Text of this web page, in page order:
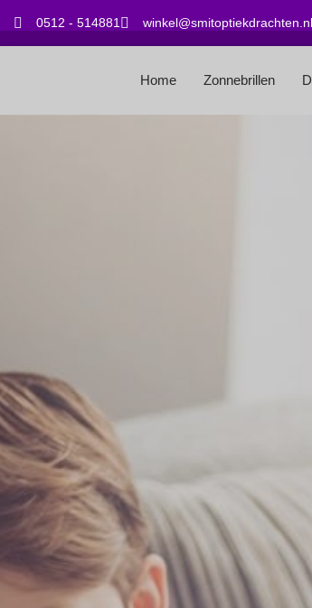
0512 - 514881 winkel@smitoptiekdrachten.nl
Home Zonnebrillen